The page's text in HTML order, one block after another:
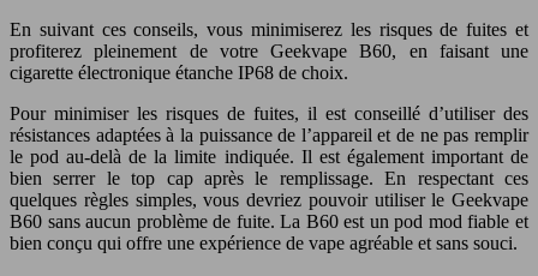
En suivant ces conseils, vous minimiserez les risques de fuites et
profiterez pleinement de votre Geekvape B60, en faisant une
cigarette électronique étanche IP68 de choix.
Pour minimiser les risques de fuites, il est conseillé d’utiliser des
résistances adaptées à la puissance de l’appareil et de ne pas remplir
le pod au-delà de la limite indiquée. Il est également important de
bien serrer le top cap après le remplissage. En respectant ces
quelques règles simples, vous devriez pouvoir utiliser le Geekvape
B60 sans aucun problème de fuite. La B60 est un pod mod fiable et
bien conçu qui offre une expérience de vape agréable et sans souci.